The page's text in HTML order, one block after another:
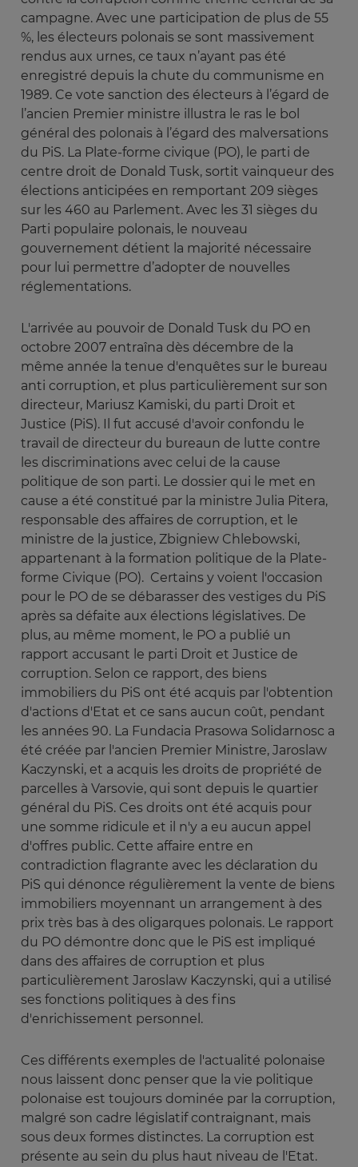
campagne. Avec une participation de plus de 55
%, les électeurs polonais se sont massivement
rendus aux urnes, ce taux n’ayant pas été
enregistré depuis la chute du communisme en
1989. Ce vote sanction des électeurs à l’égard de
l’ancien Premier ministre illustra le ras le bol
général des polonais à l’égard des malversations
du PiS. La Plate-forme civique (PO), le parti de
centre droit de Donald Tusk, sortit vainqueur des
élections anticipées en remportant 209 sièges
sur les 460 au Parlement. Avec les 31 sièges du
Parti populaire polonais, le nouveau
gouvernement détient la majorité nécessaire
pour lui permettre d’adopter de nouvelles
réglementations.
L'arrivée au pouvoir de Donald Tusk du PO en
octobre 2007 entraîna dès décembre de la
même année la tenue d'enquêtes sur le bureau
anti corruption, et plus particulièrement sur son
directeur, Mariusz Kamiski, du parti Droit et
Justice (PiS). Il fut accusé d'avoir confondu le
travail de directeur du bureaun de lutte contre
les discriminations avec celui de la cause
politique de son parti. Le dossier qui le met en
cause a été constitué par la ministre Julia Pitera,
responsable des affaires de corruption, et le
ministre de la justice, Zbigniew Chlebowski,
appartenant à la formation politique de la Plate-
forme Civique (PO). Certains y voient l'occasion
pour le PO de se débarasser des vestiges du PiS
après sa défaite aux élections législatives. De
plus, au même moment, le PO a publié un
rapport accusant le parti Droit et Justice de
corruption. Selon ce rapport, des biens
immobiliers du PiS ont été acquis par l'obtention
d'actions d'Etat et ce sans aucun coût, pendant
les années 90. La Fundacia Prasowa Solidarnosc a
été créée par l'ancien Premier Ministre, Jaroslaw
Kaczynski, et a acquis les droits de propriété de
parcelles à Varsovie, qui sont depuis le quartier
général du PiS. Ces droits ont été acquis pour
une somme ridicule et il n'y a eu aucun appel
d'offres public. Cette affaire entre en
contradiction flagrante avec les déclaration du
PiS qui dénonce régulièrement la vente de biens
immobiliers moyennant un arrangement à des
prix très bas à des oligarques polonais. Le rapport
du PO démontre donc que le PiS est impliqué
dans des affaires de corruption et plus
particulièrement Jaroslaw Kaczynski, qui a utilisé
ses fonctions politiques à des fins
d'enrichissement personnel.
Ces différents exemples de l'actualité polonaise
nous laissent donc penser que la vie politique
polonaise est toujours dominée par la corruption,
malgré son cadre législatif contraignant, mais
sous deux formes distinctes. La corruption est
présente au sein du plus haut niveau de l'Etat.